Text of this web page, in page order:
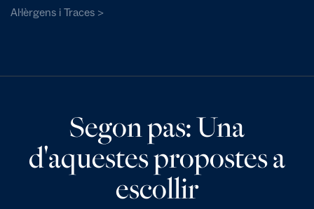
Al·lèrgens i Traces >
Segon pas: Una
d'aquestes propostes a
escollir